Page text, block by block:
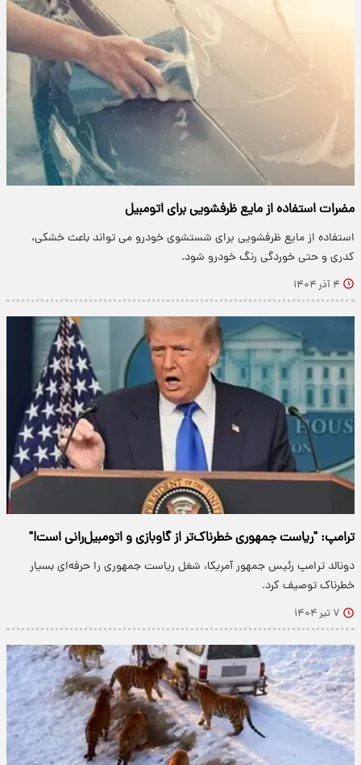
مضرات استفاده از مایع ظرفشویی برای اتومبیل
استفاده از مایع ظرفشویی برای شستشوی خودرو می تواند باعث خشکی،
کدری و حتی خوردگی رنگ خودرو شود.
۴ آذر ۱۴۰۴
ترامپ: "ریاست جمهوری خطرناک‌تر از گاوبازی و اتومبیل‌رانی است!"
دونالد ترامپ رئیس جمهور آمریکا، شغل ریاست جمهوری را حرفه‌ای بسیار
خطرناک توصیف کرد.
۷ تیر ۱۴۰۴